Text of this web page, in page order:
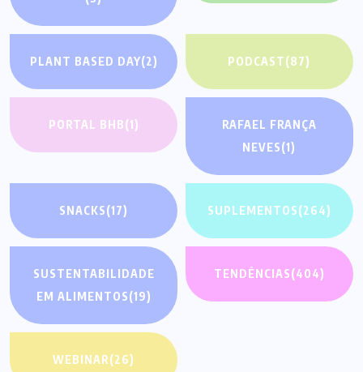
PLANT BASED DAY(2) PODCAST(87)
PORTAL BHB(1)
RAFAEL FRANÇA
NEVES(1)
SNACKS(17) SUPLEMENTOS(264)
SUSTENTABILIDADE
EM ALIMENTOS(19)
TENDÊNCIAS(404)
WEBINAR(26)